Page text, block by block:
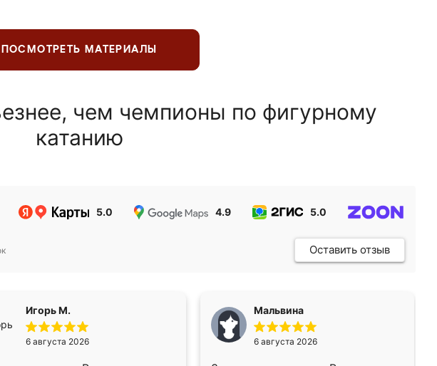
ПОСМОТРЕТЬ МАТЕРИАЛЫ
чем чемпионы по фигурному
катанию
5.0 4.9 5.0
Оставить отзыв
Игорь М.
6 августа 2026
Мальвина
6 августа 2026